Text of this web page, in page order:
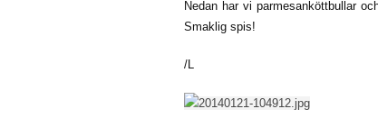
Nedan har vi parmesanköttbullar
Smaklig spis!
/L